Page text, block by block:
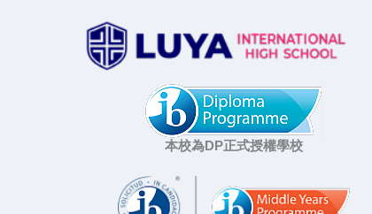
本校為DP正式授權學校